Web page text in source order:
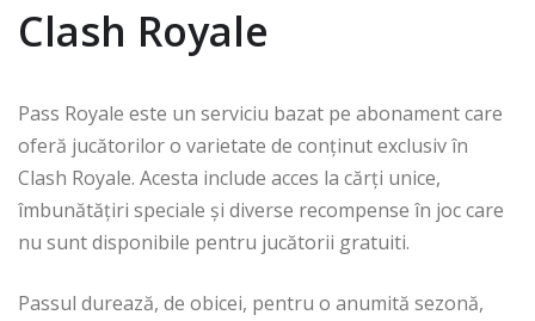
Clash Royale
Pass Royale este un serviciu bazat pe abonament care
oferă jucătorilor o varietate de conținut exclusiv în
Clash Royale. Acesta include acces la cărți unice,
îmbunătățiri speciale și diverse recompense în joc care
nu sunt disponibile pentru jucătorii gratuiti.
Passul durează, de obicei, pentru o anumită sezonă,